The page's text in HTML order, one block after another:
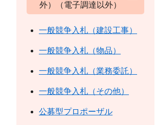
外）（電子調達以外）
一般競争入札（建設工事）
一般競争入札（物品）
一般競争入札（業務委託）
一般競争入札（その他）
公募型プロポーザル